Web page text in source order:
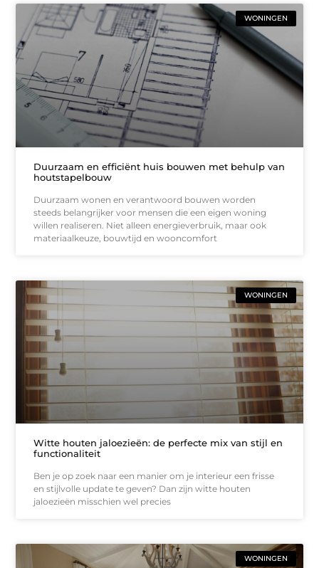
WONINGEN
Duurzaam en efficiënt huis bouwen met behulp van
houtstapelbouw
Duurzaam wonen en verantwoord bouwen worden
steeds belangrijker voor mensen die een eigen woning
willen realiseren. Niet alleen energieverbruik, maar ook
materiaalkeuze, bouwtijd en wooncomfort
WONINGEN
Witte houten jaloezieën: de perfecte mix van stijl en
functionaliteit
Ben je op zoek naar een manier om je interieur een frisse
en stijlvolle update te geven? Dan zijn witte houten
jaloezieën misschien wel precies
WONINGEN